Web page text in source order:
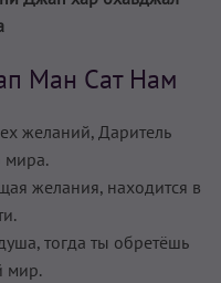
Ман Сат Нам
желаний, Даритель
мира.
желания, находится в
тогда ты обретёшь
мир.